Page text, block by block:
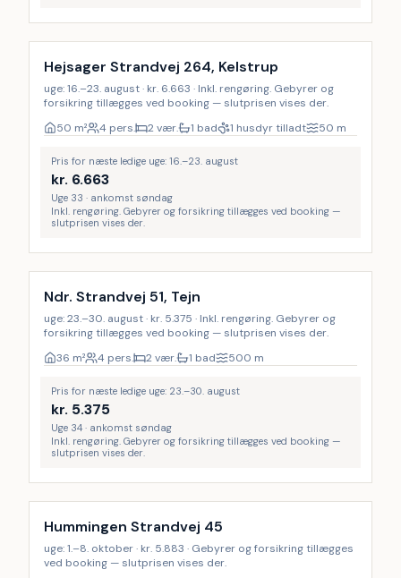
Inkl. rengøring
Hejsager Strandvej 264, Kelstrup
uge: 16.–23. august · kr. 6.663 · Inkl. rengøring. Gebyrer og
forsikring tillægges ved booking — slutprisen vises der.
50 m² 4 pers. 2 vær. 1 bad 1 husdyr tilladt 50 m
Pris for næste ledige uge: 16.–23. august
kr. 6.663
Uge 33 · ankomst søndag
Inkl. rengøring. Gebyrer og forsikring tillægges ved booking —
slutprisen vises der.
Inkl. rengøring
Ndr. Strandvej 51, Tejn
uge: 23.–30. august · kr. 5.375 · Inkl. rengøring. Gebyrer og
forsikring tillægges ved booking — slutprisen vises der.
36 m² 4 pers. 2 vær. 1 bad 500 m
Pris for næste ledige uge: 23.–30. august
kr. 5.375
Uge 34 · ankomst søndag
Inkl. rengøring. Gebyrer og forsikring tillægges ved booking —
slutprisen vises der.
Hummingen Strandvej 45
uge: 1.–8. oktober · kr. 5.883 · Gebyrer og forsikring tillægges
ved booking — slutprisen vises der.